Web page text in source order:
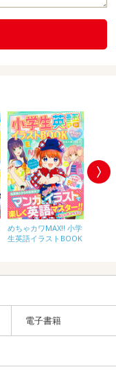
めちゃカワMAX!! 小学
生英語イラストBOOK
電子書籍